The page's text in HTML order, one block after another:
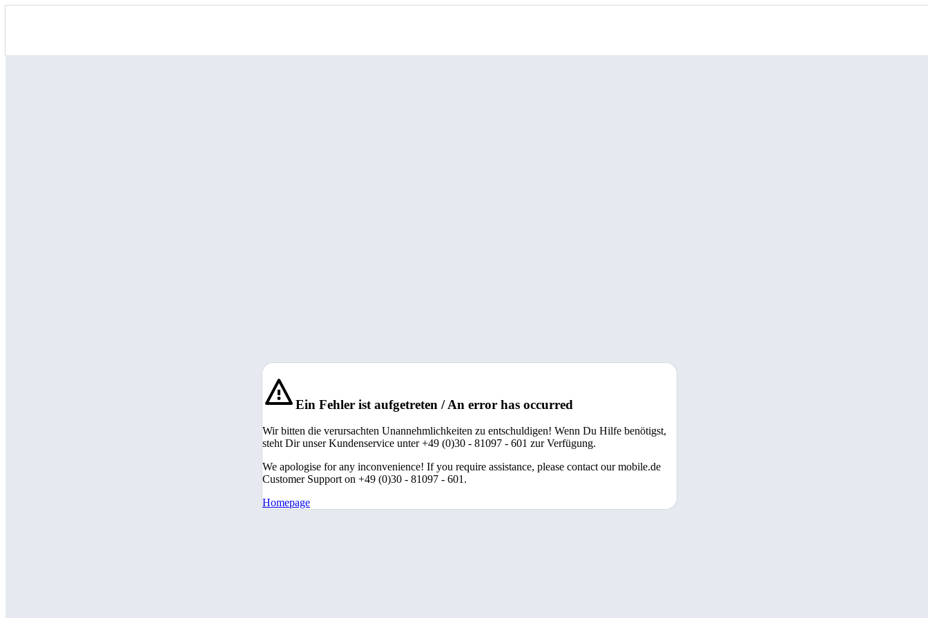
Ein Fehler ist aufgetreten / An error has occurred
Wir bitten die verursachten Unannehmlichkeiten zu entschuldigen! Wenn Du Hilfe benötigst,
steht Dir unser Kundenservice unter +49 (0)30 - 81097 - 601 zur Verfügung.
We apologise for any inconvenience! If you require assistance, please contact our mobile.de
Customer Support on +49 (0)30 - 81097 - 601.
Homepage